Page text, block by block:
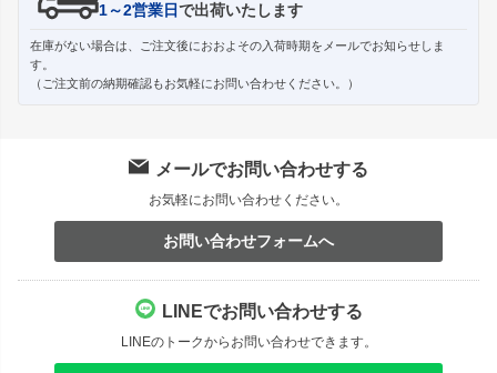
1～2営業日で出荷いたします
在庫がない場合は、ご注文後におおよその入荷時期をメールでお知らせしま
す。
（ご注文前の納期確認もお気軽にお問い合わせください。）
メールでお問い合わせする
お気軽にお問い合わせください。
お問い合わせフォームへ
LINEでお問い合わせする
LINEのトークからお問い合わせできます。